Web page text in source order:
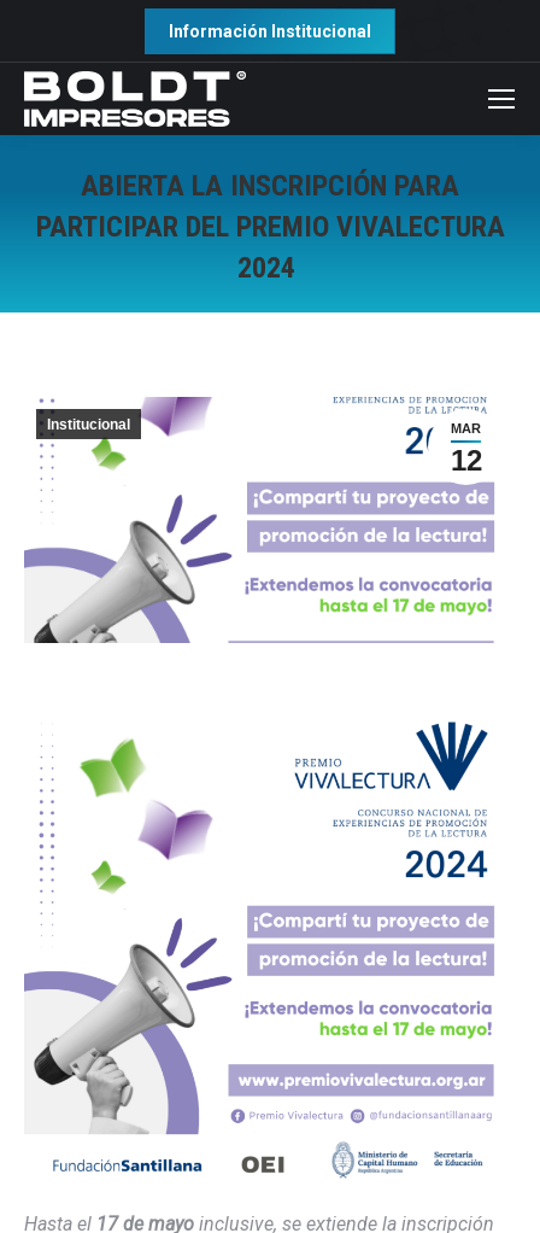
Información Institucional
ABIERTA LA INSCRIPCIÓN PARA
PARTICIPAR DEL PREMIO VIVALECTURA
2024
MAR
12
Institucional
Hasta el 17 de mayo inclusive, se extiende la inscripción